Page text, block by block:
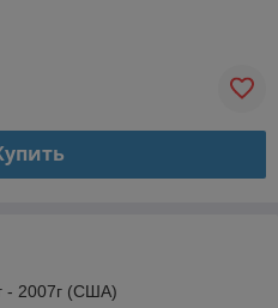
- 2007г (США)